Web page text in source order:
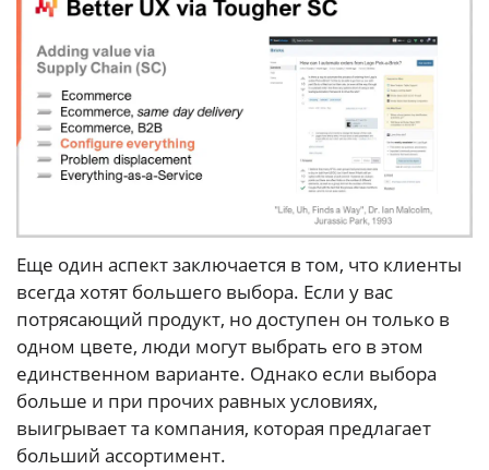
Еще один аспект заключается в том, что клиенты
всегда хотят большего выбора. Если у вас
потрясающий продукт, но доступен он только в
одном цвете, люди могут выбрать его в этом
единственном варианте. Однако если выбора
больше и при прочих равных условиях,
выигрывает та компания, которая предлагает
больший ассортимент.